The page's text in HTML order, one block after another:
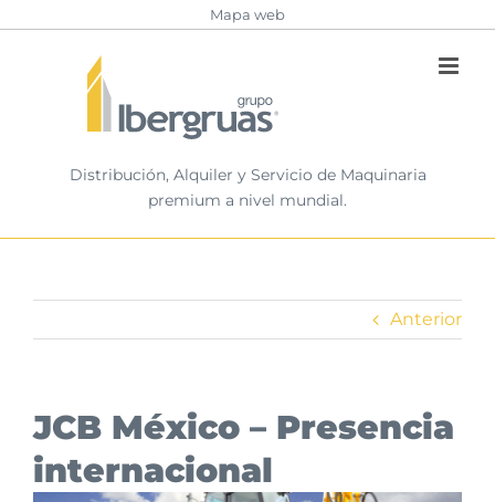
contenido
Mapa web
Distribución, Alquiler y Servicio de Maquinaria
premium a nivel mundial.
Anterior
JCB México – Presencia
internacional